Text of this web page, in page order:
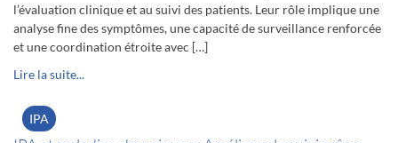
l’évaluation clinique et au suivi des patients. Leur rôle implique une
analyse fine des symptômes, une capacité de surveillance renforcée
et une coordination étroite avec […]
Lire la suite...
IPA